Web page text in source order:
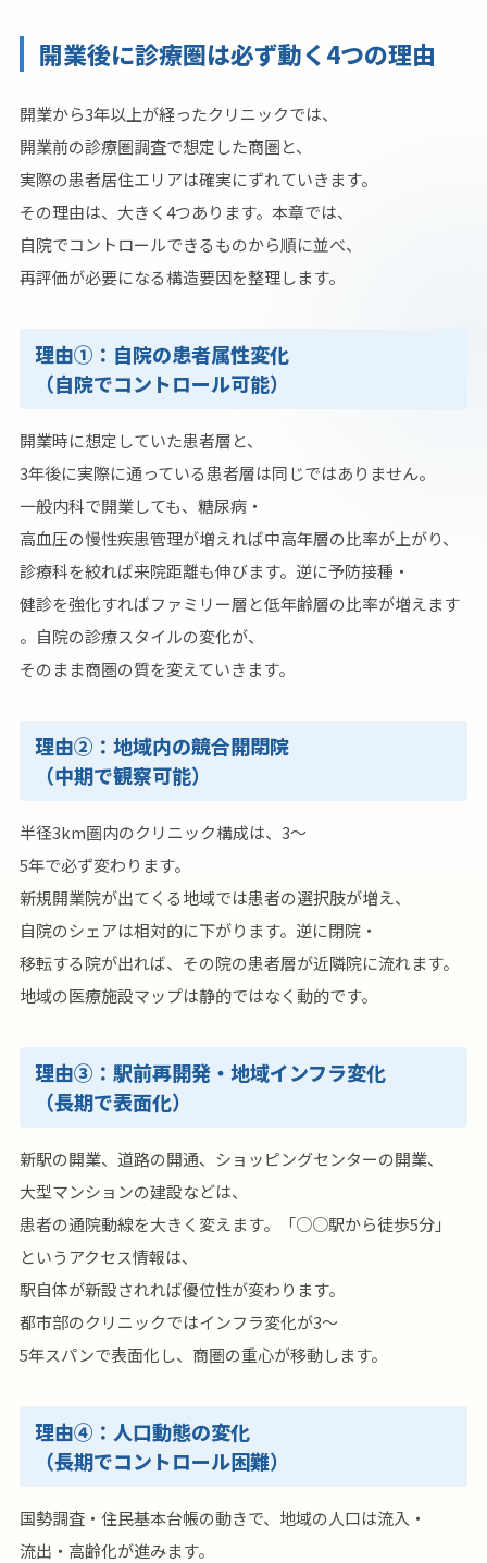
開業後に診療圏は必ず動く4つの理由
開業から3年以上が経ったクリニックでは、
開業前の診療圏調査で想定した商圏と、
実際の患者居住エリアは確実にずれていきます。
その理由は、大きく4つあります。本章では、
自院でコントロールできるものから順に並べ、
再評価が必要になる構造要因を整理します。
理由①：自院の患者属性変化
（自院でコントロール可能）
開業時に想定していた患者層と、
3年後に実際に通っている患者層は同じではありません。
一般内科で開業しても、糖尿病・
高血圧の慢性疾患管理が増えれば中高年層の比率が上がり、
診療科を絞れば来院距離も伸びます。逆に予防接種・
健診を強化すればファミリー層と低年齢層の比率が増えます
。自院の診療スタイルの変化が、
そのまま商圏の質を変えていきます。
理由②：地域内の競合開閉院
（中期で観察可能）
半径3km圏内のクリニック構成は、3〜
5年で必ず変わります。
新規開業院が出てくる地域では患者の選択肢が増え、
自院のシェアは相対的に下がります。逆に閉院・
移転する院が出れば、その院の患者層が近隣院に流れます。
地域の医療施設マップは静的ではなく動的です。
理由③：駅前再開発・地域インフラ変化
（長期で表面化）
新駅の開業、道路の開通、ショッピングセンターの開業、
大型マンションの建設などは、
患者の通院動線を大きく変えます。「○○駅から徒歩5分」
というアクセス情報は、
駅自体が新設されれば優位性が変わります。
都市部のクリニックではインフラ変化が3〜
5年スパンで表面化し、商圏の重心が移動します。
理由④：人口動態の変化
（長期でコントロール困難）
国勢調査・住民基本台帳の動きで、地域の人口は流入・
流出・高齢化が進みます。